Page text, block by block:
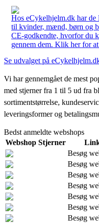
Hos eCykelhjelm.dk har
til kvinder, mænd, børn og
CE-godkendte, hvorfor du
gennem dem. Klik her for
Se udvalget på
Vi har gennemgået de mest
med stjerner fra 1 til 5 ud fra
sortimentstørrelse,
leveringsformer og
Bedst anmeldte webshops
Webshop Stjerner
Besøg
Besøg
Besøg
Besøg
Besøg
Besøg
Besøg